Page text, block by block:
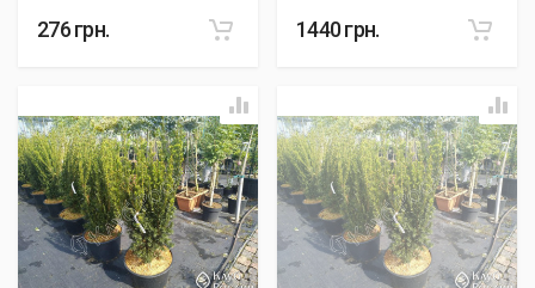
276грн. 1440грн.